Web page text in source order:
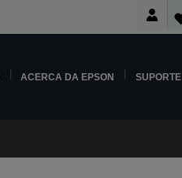
ACERCA DA EPSON SUPORTE